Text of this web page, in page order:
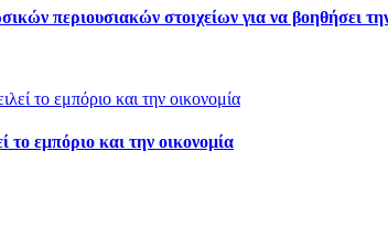
περιουσιακών στοιχείων για να βοηθήσει
εμπόριο και την οικονομία